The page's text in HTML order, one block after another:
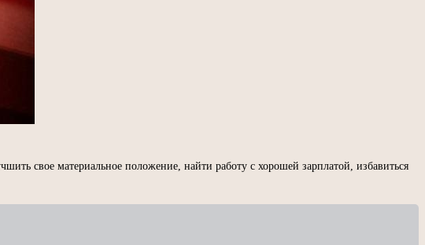
свое материальное положение, найти работу с хорошей зарплатой, избавиться